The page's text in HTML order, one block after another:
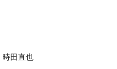
時田直也